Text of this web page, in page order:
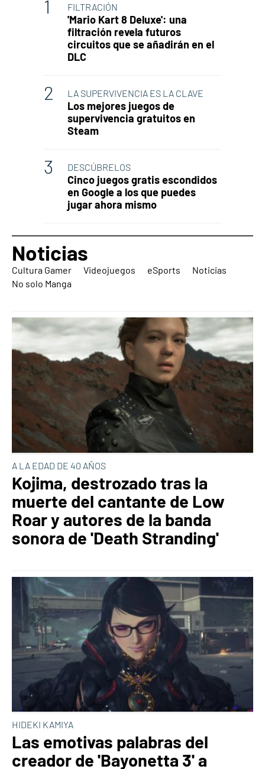
FILTRACIÓN
'Mario Kart 8 Deluxe': una
filtración revela futuros
circuitos que se añadirán en el
DLC
LA SUPERVIVENCIA ES LA CLAVE
Los mejores juegos de
supervivencia gratuitos en
Steam
DESCÚBRELOS
Cinco juegos gratis escondidos
en Google a los que puedes
jugar ahora mismo
Noticias
Cultura Gamer Videojuegos eSports
Noticias
No solo Manga
A LA EDAD DE 40 AÑOS
Kojima, destrozado tras la
muerte del cantante de Low
Roar y autores de la banda
sonora de 'Death Stranding'
HIDEKI KAMIYA
Las emotivas palabras del
creador de 'Bayonetta 3' a